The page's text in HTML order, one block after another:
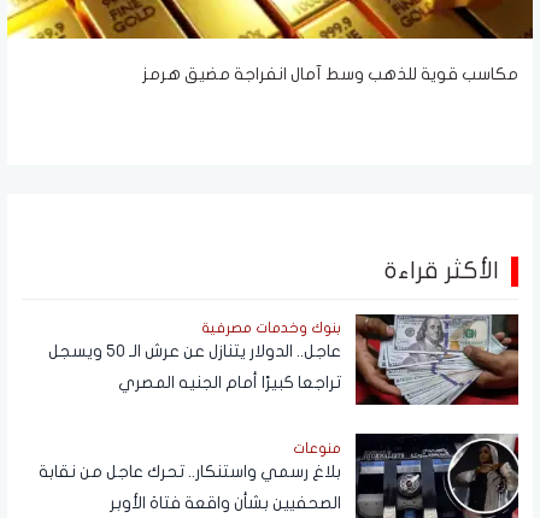
مكاسب قوية للذهب وسط آمال انفراجة مضيق هرمز
الأكثر قراءة
بنوك وخدمات مصرفية
عاجل.. الدولار يتنازل عن عرش الـ 50 ويسجل
تراجعا كبيرًا أمام الجنيه المصري
منوعات
بلاغ رسمي واستنكار.. تحرك عاجل من نقابة
الصحفيين بشأن واقعة فتاة الأوبر